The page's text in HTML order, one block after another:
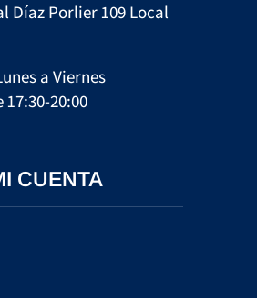
Díaz Porlier 109 Local
a Viernes
17:30-20:00
CUENTA